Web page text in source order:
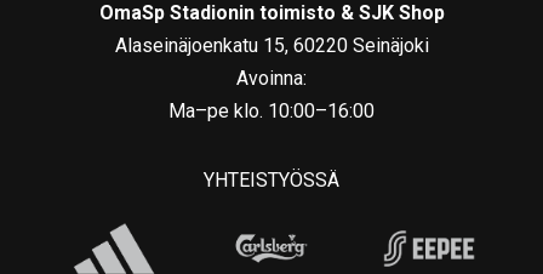
OmaSp Stadionin toimisto & SJK Shop
Alaseinäjoenkatu 15, 60220 Seinäjoki
Avoinna:
Ma–pe klo. 10:00–16:00
YHTEISTYÖSSÄ